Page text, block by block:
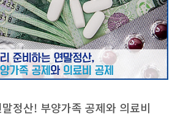
정산! 부양가족 공제와 의료비